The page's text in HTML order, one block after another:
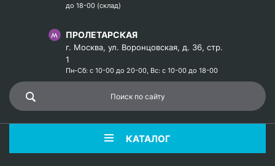
до 18-00 (склад)
ПРОЛЕТАРСКАЯ
г. Москва, ул. Воронцовская, д. 36, стр.
1
Пн-Сб: с 10-00 до 20-00, Вс: с 10-00 до 18-00
КАТАЛОГ